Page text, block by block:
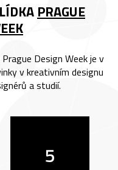
PRAGUE
Design Week je v
v kreativním designu
a studií.
5